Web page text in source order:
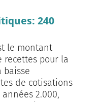
240
le montant
recettes pour la
baisse
de cotisations
2.000,